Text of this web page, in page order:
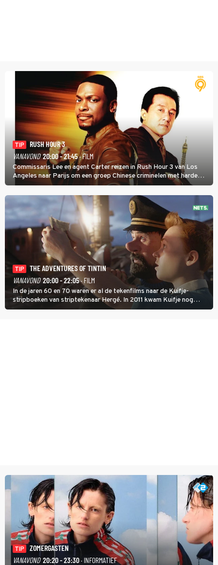
TIP
RUSH HOUR 3
VANAVOND 20:00 - 21:45· FILM
Commissaris Lee en agent Carter reizen in Rush Hour 3 van Los
Angeles naar Parijs om een groep Chinese criminelen met harde
hand aan te pakken.
TIP
THE ADVENTURES OF TINTIN
VANAVOND 20:00 - 22:05· FILM
In de jaren 60 en 70 waren er al de tekenfilms naar de Kuifje-
stripboeken van striptekenaar Hergé. In 2011 kwam Kuifje nog
meer tot leven in The Adventures of Tintin van Steven Spielberg.
TIP
ZOMERGASTEN
VANAVOND 20:20 - 23:30· INFORMATIEF